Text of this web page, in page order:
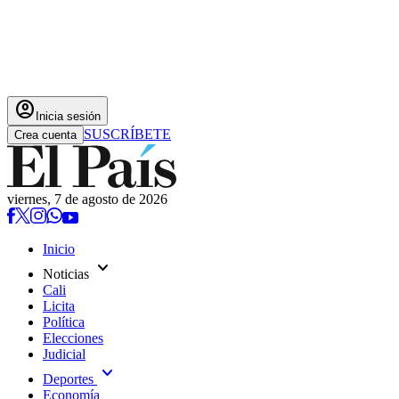
account_circle Inicia sesión
Crea cuenta SUSCRÍBETE
viernes, 7 de agosto de 2026
Inicio
Noticias expand_more
Cali
Licita
Política
Elecciones
Judicial
Deportes expand_more
Economía